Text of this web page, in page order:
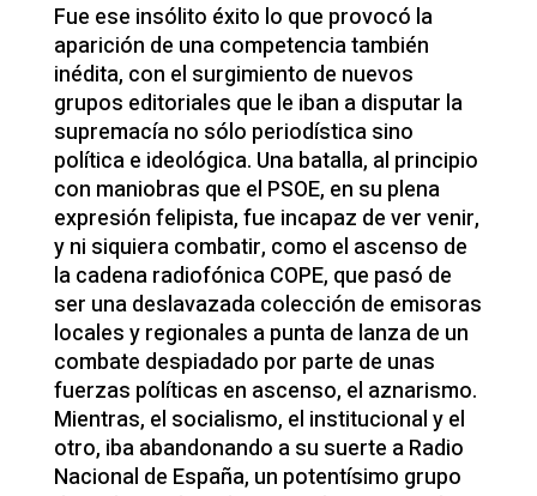
Fue ese insólito éxito lo que provocó la
aparición de una competencia también
inédita, con el surgimiento de nuevos
grupos editoriales que le iban a disputar la
supremacía no sólo periodística sino
política e ideológica. Una batalla, al principio
con maniobras que el PSOE, en su plena
expresión felipista, fue incapaz de ver venir,
y ni siquiera combatir, como el ascenso de
la cadena radiofónica COPE, que pasó de
ser una deslavazada colección de emisoras
locales y regionales a punta de lanza de un
combate despiadado por parte de unas
fuerzas políticas en ascenso, el aznarismo.
Mientras, el socialismo, el institucional y el
otro, iba abandonando a su suerte a Radio
Nacional de España, un potentísimo grupo